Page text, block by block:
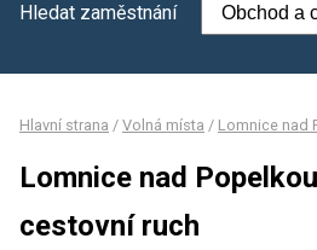
Hledat zaměstnání
Hlavní strana / Volná místa / Lomnice nad
Lomnice nad
cestovní ruch